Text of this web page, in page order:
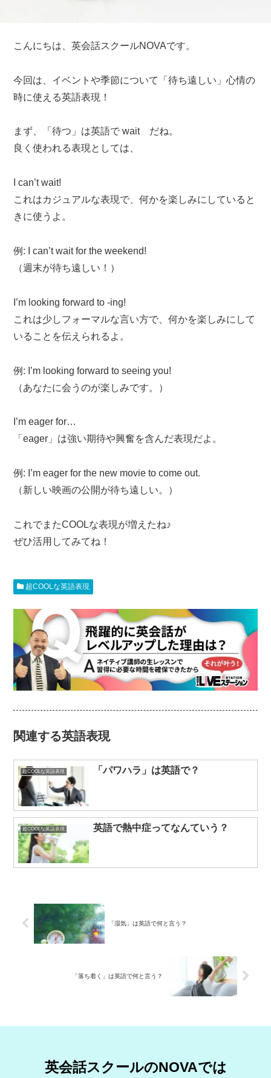
こんにちは、英会話スクールNOVAです。
今回は、イベントや季節について「待ち遠しい」心情の
時に使える英語表現！
まず、「待つ」は英語で wait だね。
良く使われる表現としては、
I can’t wait!
これはカジュアルな表現で、何かを楽しみにしていると
きに使うよ。
例: I can’t wait for the weekend!
（週末が待ち遠しい！）
I’m looking forward to -ing!
これは少しフォーマルな言い方で、何かを楽しみにして
いることを伝えられるよ。
例: I’m looking forward to seeing you!
（あなたに会うのが楽しみです。）
I’m eager for…
「eager」は強い期待や興奮を含んだ表現だよ。
例: I’m eager for the new movie to come out.
（新しい映画の公開が待ち遠しい。）
これでまたCOOLな表現が増えたね♪
ぜひ活用してみてね！
超COOLな英語表現
関連する英語表現
超COOLな英語表現 「パワハラ」は英語で？
超COOLな英語表現 英語で熱中症ってなんていう？
「湿気」は英語で何と言う？
「落ち着く」は英語で何と言う？
英会話スクールのNOVAでは